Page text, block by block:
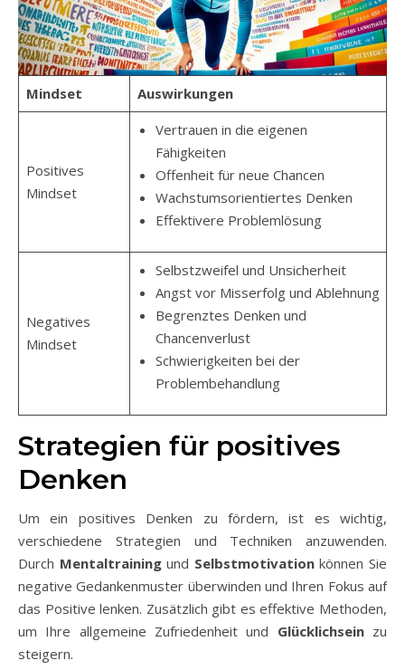
Mindset Auswirkungen
Positives
Mindset
Vertrauen in die eigenen
Fähigkeiten
Offenheit für neue Chancen
Wachstumsorientiertes Denken
Effektivere Problemlösung
Negatives
Mindset
Selbstzweifel und Unsicherheit
Angst vor Misserfolg und Ablehnung
Begrenztes Denken und
Chancenverlust
Schwierigkeiten bei der
Problembehandlung
Strategien für positives
Denken
Um ein positives Denken zu fördern, ist es wichtig,
verschiedene Strategien und Techniken anzuwenden.
Durch Mentaltrainingund Selbstmotivationkönnen Sie
negative Gedankenmuster überwinden und Ihren Fokus auf
das Positive lenken. Zusätzlich gibt es effektive Methoden,
um Ihre allgemeine Zufriedenheit und Glücklichseinzu
steigern.